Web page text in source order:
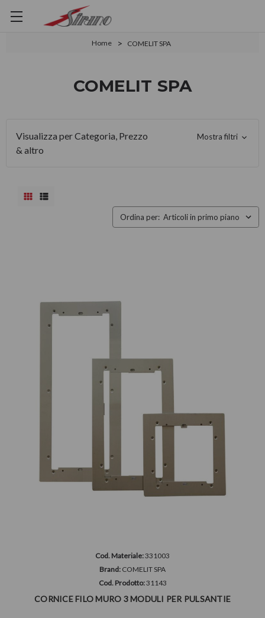
Home COMELIT SPA
COMELIT SPA
Visualizza per Categoria, Prezzo
& altro
Mostra filtri
Ordina per:
Cod. Materiale:331003
Brand: COMELIT SPA
Cod. Prodotto:31143
CORNICE FILO MURO 3 MODULI PER PULSANTIE